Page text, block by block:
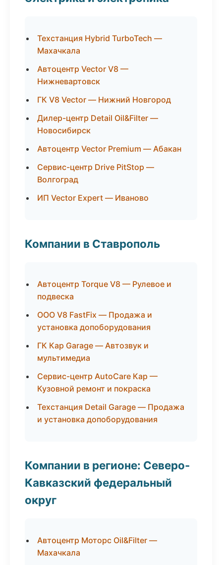
Техстанция Hybrid TurboTech —
Махачкала
Автоцентр Vector V8 —
Нижневартовск
ГК V8 Vector — Нижний Новгород
Дилер-центр Detail Oil&Filter —
Новосибирск
Автоцентр Vector Premium — Абакан
Сервис-центр Drive PitStop —
Волгоград
ИП Vector Expert — Иваново
Компании в Ставрополь
Автоцентр Torque V8 — Рулевое и
подвеска
ООО V8 FastFix — Продажа и
установка допоборудования
ГК Кар Garage — Автозвук и
мультимедиа
Сервис-центр AutoCare Кар —
Кузовной ремонт и покраска
Техстанция Detail Garage — Продажа
и установка допоборудования
Компании в регионе: Северо-
Кавказский федеральный
округ
Автоцентр Моторс Oil&Filter —
Махачкала